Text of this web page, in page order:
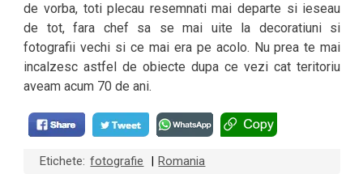
de vorba, toti plecau resemnati mai departe si ieseau
de tot, fara chef sa se mai uite la decoratiuni si
fotografii vechi si ce mai era pe acolo. Nu prea te mai
incalzesc astfel de obiecte dupa ce vezi cat teritoriu
aveam acum 70 de ani.
Etichete: fotografie Romania